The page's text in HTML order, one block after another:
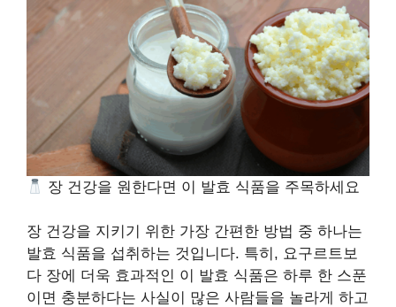
장 건강을 원한다면 이 발효 식품을 주목하세요
장 건강을 지키기 위한 가장 간편한 방법 중 하나는
발효 식품을 섭취하는 것입니다. 특히, 요구르트보
다 장에 더욱 효과적인 이 발효 식품은 하루 한 스푼
이면 충분하다는 사실이 많은 사람들을 놀라게 하고